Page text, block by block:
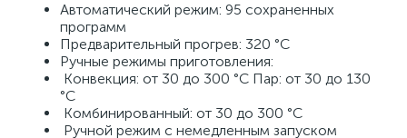
Автоматический режим: 95 сохраненных
программ
Предварительный прогрев: 320 °C
Ручные режимы приготовления:
°C
Комбинированный: от 30 до 300 °C